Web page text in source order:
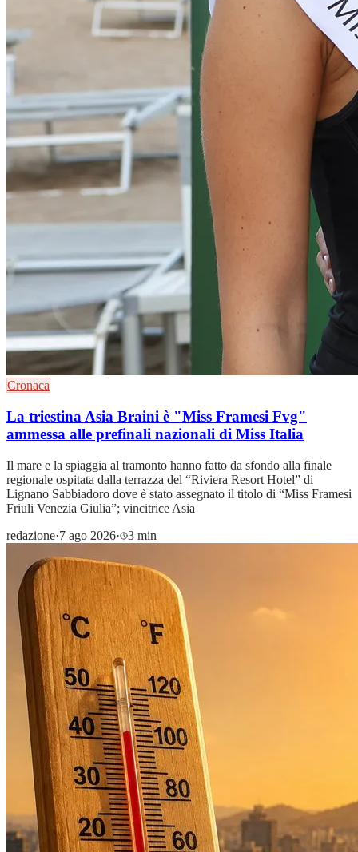
Cronaca
La triestina Asia Braini è "Miss Framesi Fvg"
ammessa alle prefinali nazionali di Miss Italia
Il mare e la spiaggia al tramonto hanno fatto da sfondo alla finale
regionale ospitata dalla terrazza del “Riviera Resort Hotel” di
Lignano Sabbiadoro dove è stato assegnato il titolo di “Miss Framesi
Friuli Venezia Giulia”; vincitrice Asia
redazione·7 ago 2026· 3 min